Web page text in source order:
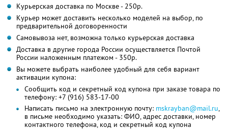
Курьерская доставка по Москве - 250р.
Курьер может доставить несколько моделей на выбор, по
предварительной договоренности
Самовывоза нет, возможна только курьерская доставка
Доставка в другие города России осуществляется Почтой
России наложенным платежом - 350р.
Вы можете выбрать наиболее удобный для себя вариант
активации купона:
Сообщить код и секретный код купона при заказе товара по
телефону: +7 (916) 583-17-00
Написать письмо на электронную почту: mskrayban@mail.ru,
в письме необходимо указать: ФИО, адрес доставки, номер
контактного телефона, код и секретный код купона